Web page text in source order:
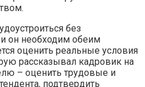
без
и он необходим обеим
оценить реальные условия
рассказывал кадровик на
– оценить трудовые и
подтвердить